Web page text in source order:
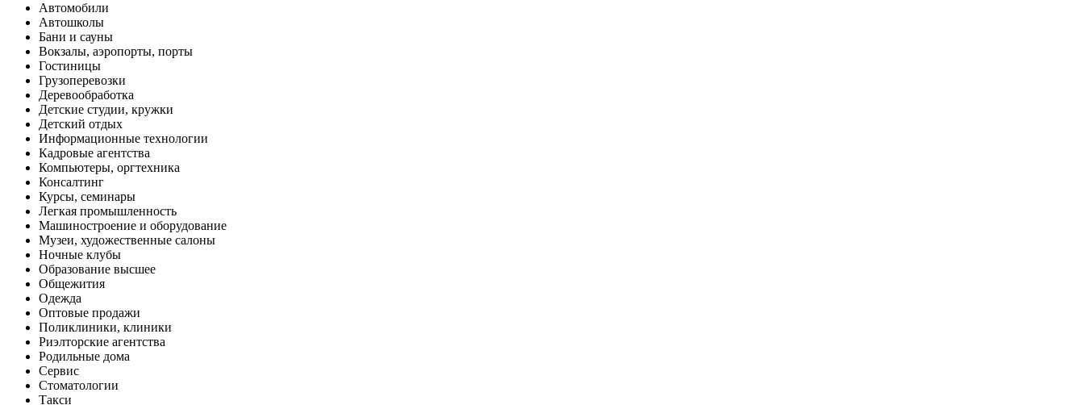
Автомобили
Автошколы
Бани и сауны
Вокзалы, аэропорты, порты
Гостиницы
Грузоперевозки
Деревообработка
Детские студии, кружки
Детский отдых
Информационные технологии
Кадровые агентства
Компьютеры, оргтехника
Консалтинг
Курсы, семинары
Легкая промышленность
Машиностроение и оборудование
Музеи, художественные салоны
Ночные клубы
Образование высшее
Общежития
Одежда
Оптовые продажи
Поликлиники, клиники
Риэлторские агентства
Родильные дома
Сервис
Стоматологии
Такси